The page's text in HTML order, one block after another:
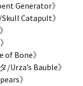
Generator》
Catapult》
of Bone》
/Urza’s Bauble》
》